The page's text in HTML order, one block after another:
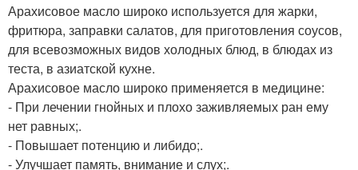
Арахисовое масло широко используется для жарки,
фритюра, заправки салатов, для приготовления соусов,
для всевозможных видов холодных блюд, в блюдах из
теста, в азиатской кухне.
Арахисовое масло широко применяется в медицине:
- При лечении гнойных и плохо заживляемых ран ему
нет равных;.
- Повышает потенцию и либидо;.
- Улучшает память, внимание и слух;.